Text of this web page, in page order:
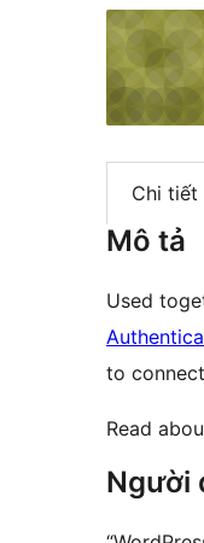
Chi tiết
Mô tả
Used
to
Read
Người